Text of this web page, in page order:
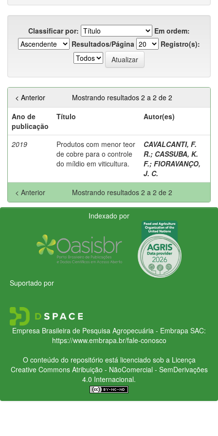
Classificar por:
Em ordem:
Resultados/Página
Registro(s):
Mostrando resultados 2 a 2 de 2
< Anterior
Ano de
publicação
Título Autor(es)
2019
Produtos com menor teor
de cobre para o controle
do míldio em viticultura.
CAVALCANTI, F.
R.; CASSUBA, K.
F.; FIORAVANÇO,
J. C.
Mostrando resultados 2 a 2 de 2
< Anterior
Indexado por
Suportado por
Empresa Brasileira de Pesquisa Agropecuária - Embrapa SAC:
https://www.embrapa.br/fale-conosco
O conteúdo do repositório está licenciado sob a Licença
Creative CommonsAtribuição - NãoComercial - SemDerivações
4.0 Internacional.